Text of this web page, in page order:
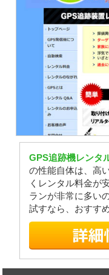
GPS追跡機レンタ
の性能自体は、高
くレンタル料金が
ランが非常に多い
試すなら、おすす